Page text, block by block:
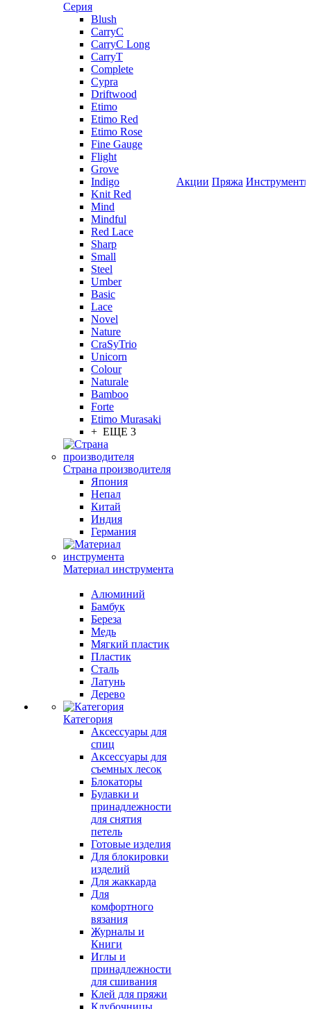
Серия
Blush
CarryC
CarryC Long
CarryT
Complete
Cypra
Driftwood
Etimo
Etimo Red
Etimo Rose
Fine Gauge
Flight
Grove
Indigo
Knit Red
Mind
Mindful
Red Lace
Sharp
Small
Steel
Umber
Basic
Lace
Novel
Nature
CraSyTrio
Unicorn
Colour
Naturale
Bamboo
Forte
Etimo Murasaki
+ ЕЩЕ 3
Страна производителя
Япония
Непал
Китай
Индия
Германия
Материал инструмента
Алюминий
Бамбук
Береза
Медь
Мягкий пластик
Пластик
Сталь
Латунь
Дерево
Категория
Аксессуары для
спиц
Аксессуары для
съемных лесок
Блокаторы
Булавки и
принадлежности
для снятия
петель
Готовые изделия
Для блокировки
изделий
Для жаккарда
Для
комфортного
вязания
Журналы и
Книги
Иглы и
принадлежности
для сшивания
Клей для пряжи
Клубочницы
Акции Пряжа Инструменты